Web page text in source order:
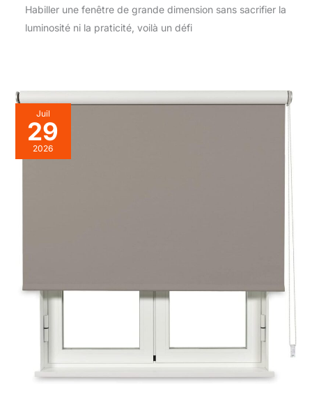
Habiller une fenêtre de grande dimension sans sacrifier la
luminosité ni la praticité, voilà un défi
Juil
29
2026